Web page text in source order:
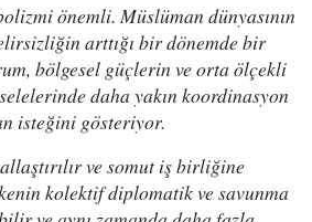
önemli. Müslüman dünyasının
arttığı bir dönemde bir
bölgesel güçlerin ve orta ölçekli
daha yakın koordinasyon
isteğini gösteriyor.
ve somut iş birliğine
kolektif diplomatik ve savunma